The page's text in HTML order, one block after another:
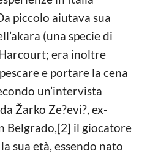
piccolo aiutava sua
(una specie di
era inoltre
e portare la cena
un’intervista
Žarko Ze?evi?, ex-
Belgrado,[2] il giocatore
sua età, essendo nato